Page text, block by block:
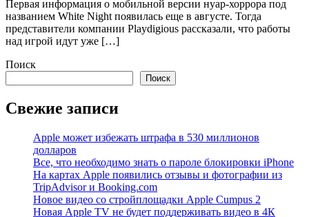
Первая информация о мобильной версии нуар-хоррора под
названием White Night появилась еще в августе. Тогда
представители компании Playdigious рассказали, что работы
над игрой идут уже […]
Поиск
Поиск
Свежие записи
Apple может избежать штрафа в 530 миллионов
долларов
Все, что необходимо знать о пароле блокировки iPhone
На картах Apple появились отзывы и фотографии из
TripAdvisor и Booking.com
Новое видео со стройплощадки Apple Cumpus 2
Новая Apple TV не будет поддерживать видео в 4К